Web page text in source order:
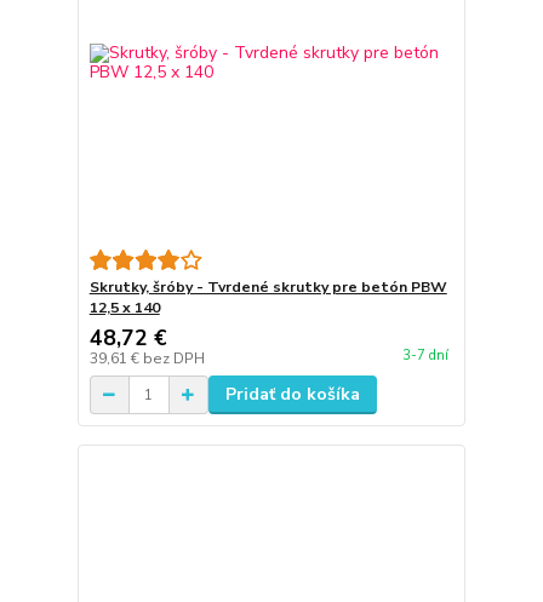
Skrutky, šróby - Tvrdené skrutky pre betón PBW
12,5 x 140
48,72 €
39,61 € bez DPH 3-7 dní
Pridať do košíka